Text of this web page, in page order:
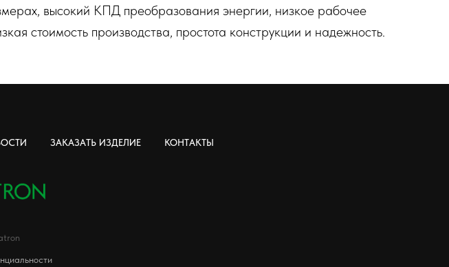
высокий КПД преобразования энергии, низкое рабочее
стоимость производства, простота конструкции и надежность.
ЗАКАЗАТЬ ИЗДЕЛИЕ КОНТАКТЫ